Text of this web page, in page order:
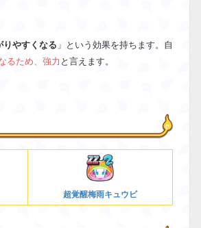
やすくなる 」という効果を持ちます。自
るため、強力 と言えます。
超覚醒梅雨キュウビ